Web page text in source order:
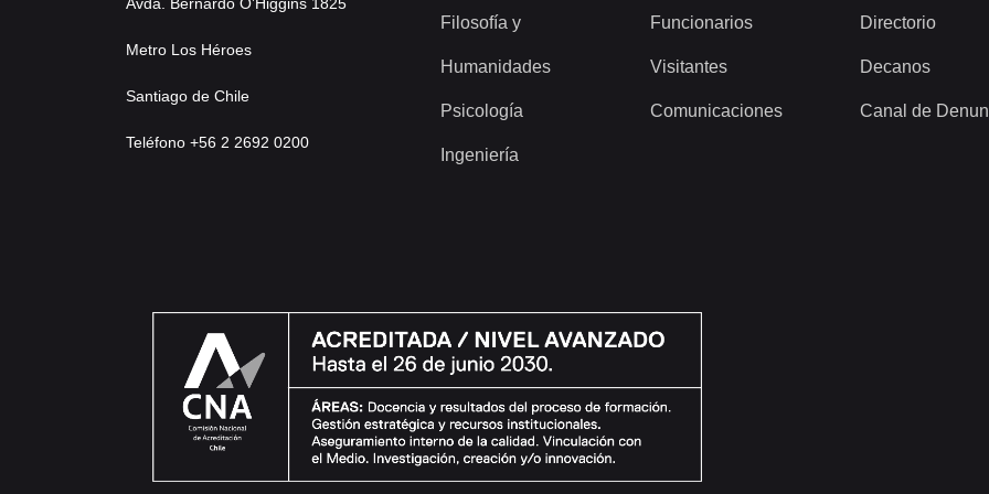
Avda. Bernardo O’Higgins 1825
Metro Los Héroes
Santiago de Chile
Teléfono +56 2 2692 0200
Filosofía y
Humanidades
Psicología
Ingeniería
Funcionarios
Visitantes
Comunicaciones
Directorio
Decanos
Canal de